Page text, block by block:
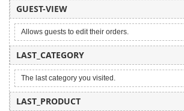
GUEST-VIEW
Allows guests to edit their orders.
LAST_CATEGORY
The last category you visited.
LAST_PRODUCT